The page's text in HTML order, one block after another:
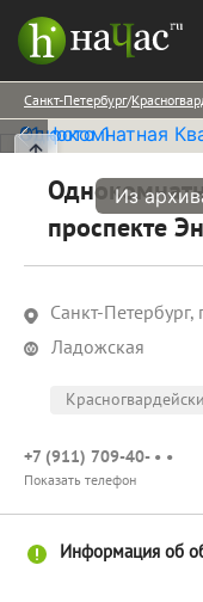
Санкт-Петербург
Из
проспекте
Санкт-Петербург,
Ладожская
+7 (911) 709-40- • •
Показать телефон
Информация об